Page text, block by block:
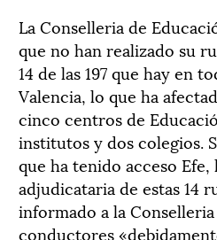
La Conselleria de
que no han realizado su
14 de las 197 que hay en
Valencia, lo que ha
cinco centros de
institutos y dos colegios.
que ha tenido acceso Efe,
adjudicataria de estas 14
informado a la
conductores